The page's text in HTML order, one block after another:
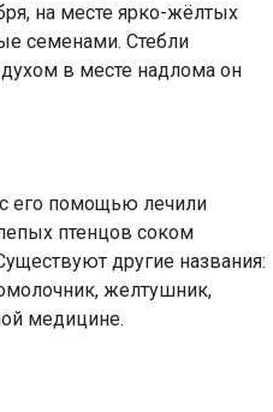
на месте ярко-жёлтых
семенами. Стебли
в месте надлома он
его помощью лечили
птенцов соком
другие названия:
желтушник,
медицине.